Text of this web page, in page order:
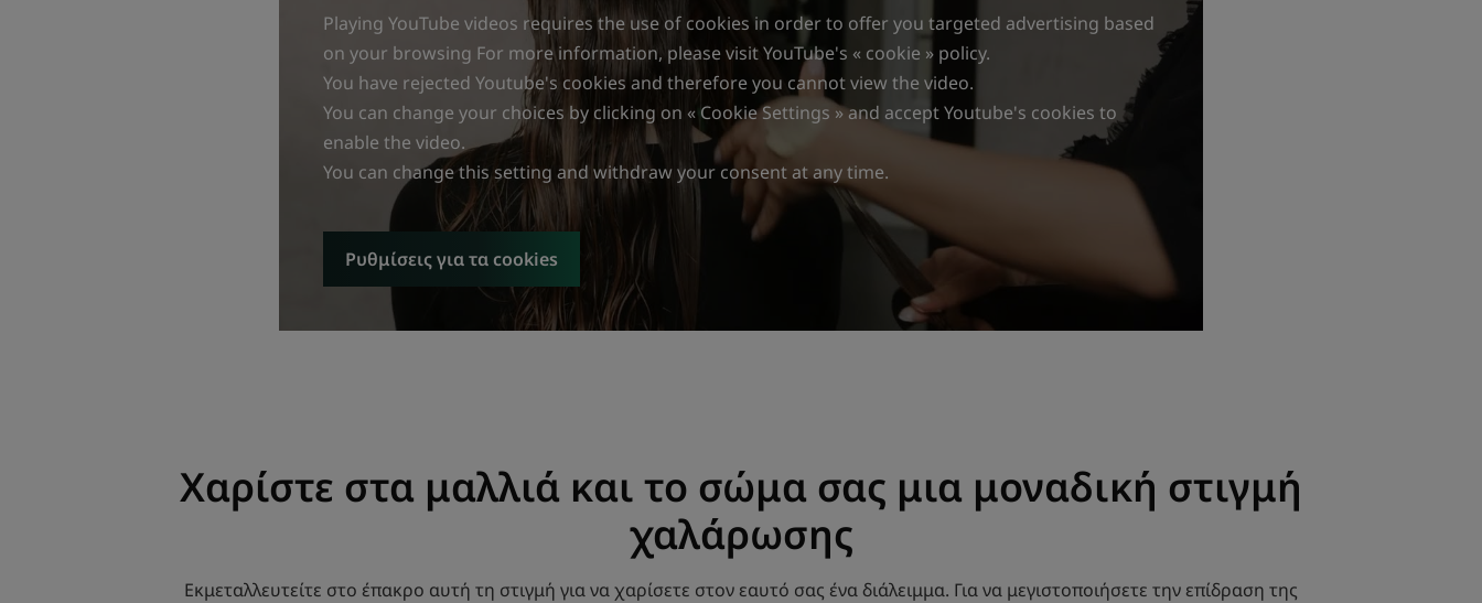
Playing YouTube videos requires the use of cookies in order to offer you targeted advertising based
on your browsing For more information, please visit YouTube's « cookie » policy.
You have rejected Youtube's cookies and therefore you cannot view the video.
You can change your choices by clicking on « Cookie Settings » and accept Youtube's cookies to
enable the video.
You can change this setting and withdraw your consent at any time.
Ρυθμίσεις για τα cookies
Χαρίστε στα μαλλιά και το σώμα σας μια μοναδική στιγμή
χαλάρωσης
Εκμεταλλευτείτε στο έπακρο αυτή τη στιγμή για να χαρίσετε στον εαυτό σας ένα διάλειμμα. Για να μεγιστοποιήσετε την επίδραση της